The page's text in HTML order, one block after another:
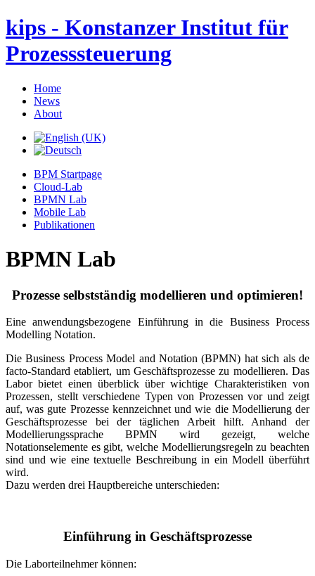
kips - Konstanzer Institut für
Prozesssteuerung
Home
News
About
BPM Startpage
Cloud-Lab
BPMN Lab
Mobile Lab
Publikationen
BPMN Lab
Prozesse selbstständig modellieren und optimieren!
Eine anwendungsbezogene Einführung in die Business Process
Modelling Notation.
Die Business Process Model and Notation (BPMN) hat sich als de
facto-Standard etabliert, um Geschäftsprozesse zu modellieren. Das
Labor bietet einen überblick über wichtige Charakteristiken von
Prozessen, stellt verschiedene Typen von Prozessen vor und zeigt
auf, was gute Prozesse kennzeichnet und wie die Modellierung der
Geschäftsprozesse bei der täglichen Arbeit hilft. Anhand der
Modellierungssprache BPMN wird gezeigt, welche
Notationselemente es gibt, welche Modellierungsregeln zu beachten
sind und wie eine textuelle Beschreibung in ein Modell überführt
wird.
Dazu werden drei Hauptbereiche unterschieden:
Einführung in Geschäftsprozesse
Die Laborteilnehmer können: